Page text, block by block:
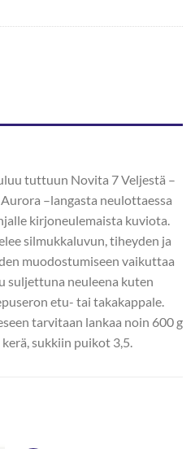
tuttuun Novita 7 Veljestä –
–langasta neulottaessa
kirjoneulemaista kuviota.
silmukkaluvun, tiheyden ja
muodostumiseen vaikuttaa
suljettuna neuleena kuten
etu- tai takakappale.
tarvitaan lankaa noin 600 g
sukkiin puikot 3,5.